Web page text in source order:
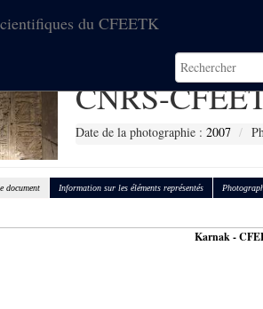
du CFEETK
CNRS-
Date de la photographie : 2007
document Information sur les éléments représentés